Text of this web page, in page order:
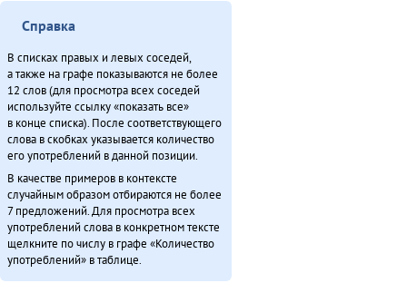
«Мучун» – Омакта анӈани [2] (2013)
Мэӈрундя-мата (1981)
Неӈнери Этэечимни тырганин (2013)
Оларил асал денчалин (2013)
Олдонындя-акияндя, тадук Нюӈурдок Уняптукэннюн (1980)
О̄н бэе дӯндэ хэргидэ̄лэ̄н бурурэн (2011)
О̄н бэе хэргӯлэ̄ дӯндэлэ̄ ӣстан (2011)
Онё̄вувча̄л Библия Улгӯрилин (2011)
Он умнэ булэсэл урилэндула эмэрэ (2010)
Ороды этэекитту бэлэн (2013)
«Орорво иргичимнил» Китайду (2013)
Севергарду хэгды документ (2013)
Справка
В списках правых и левых соседей,
а также на графе показываются не более
12 слов (для просмотра всех соседей
используйте ссылку «показать все»
в конце списка). После соответствующего
слова в скобках указывается количество
его употреблений в данной позиции.
В качестве примеров в контексте
случайным образом отбираются не более
7 предложений. Для просмотра всех
употреблений слова в конкретном тексте
щелкните по числу в графе «Количество
употреблений» в таблице.